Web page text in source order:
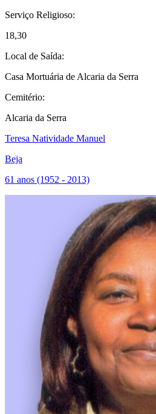
Serviço Religioso:
18,30
Local de Saída:
Casa Mortuária de Alcaria da Serra
Cemitério:
Alcaria da Serra
Teresa Natividade Manuel
Beja
61 anos (1952 - 2013)